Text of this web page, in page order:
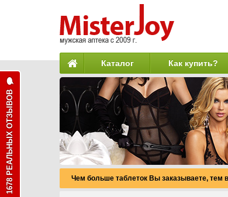
Каталог Как купить?
Чем больше таблеток Вы заказываете, тем
1678 РЕАЛЬНЫХ ОТЗЫВОВ